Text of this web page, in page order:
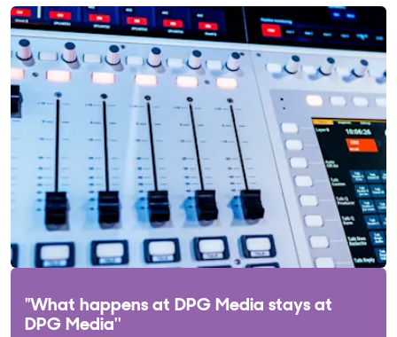
"What happens at DPG Media stays at
DPG Media''